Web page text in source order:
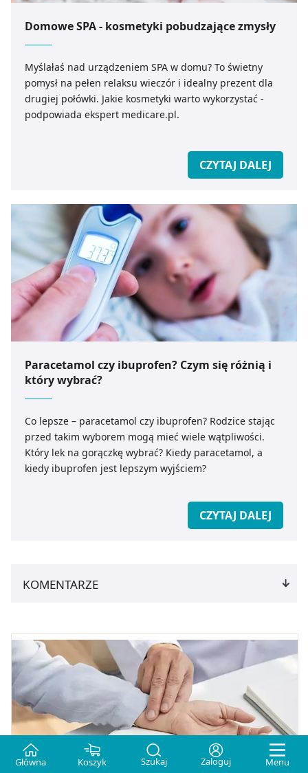
Główna Koszyk Szukaj Zaloguj Menu
Domowe SPA - kosmetyki pobudzające zmysły
Myślałaś nad urządzeniem SPA w domu? To świetny
pomysł na pełen relaksu wieczór i idealny prezent dla
drugiej połówki. Jakie kosmetyki warto wykorzystać -
podpowiada ekspert medicare.pl.
CZYTAJ DALEJ
Paracetamol czy ibuprofen? Czym się różnią i
który wybrać?
Co lepsze – paracetamol czy ibuprofen? Rodzice stając
przed takim wyborem mogą mieć wiele wątpliwości.
Który lek na gorączkę wybrać? Kiedy paracetamol, a
kiedy ibuprofen jest lepszym wyjściem?
CZYTAJ DALEJ
KOMENTARZE